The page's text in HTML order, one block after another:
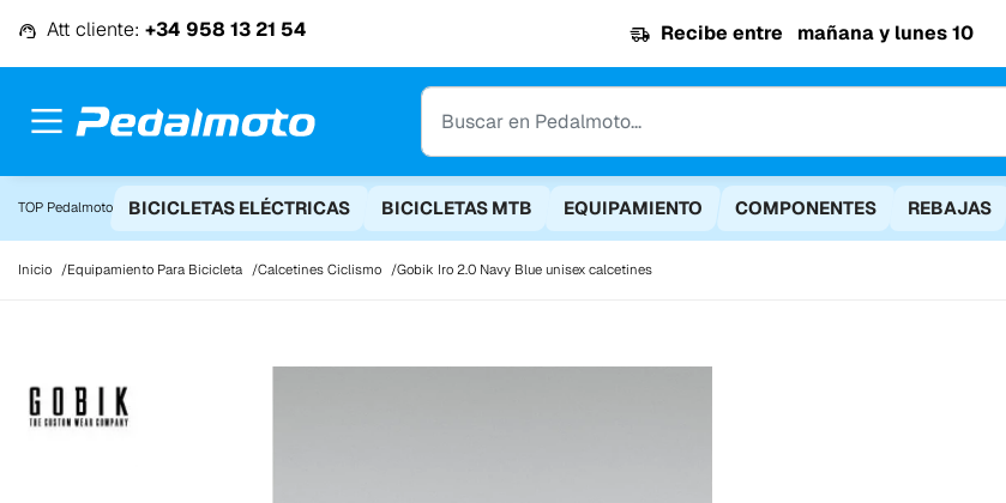
Att cliente: +34 958 13 21 54 Recibe entre mañana y lunes 10
TOP Pedalmoto BICICLETAS ELÉCTRICAS BICICLETAS MTB EQUIPAMIENTO COMPONENTES REBAJAS
Inicio Equipamiento Para Bicicleta Calcetines Ciclismo Gobik Iro 2.0 Navy Blue unisex calcetines